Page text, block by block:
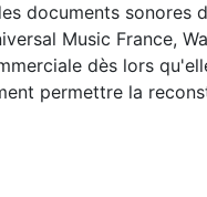
documents sonores
Music France,
dès lors
permettre la